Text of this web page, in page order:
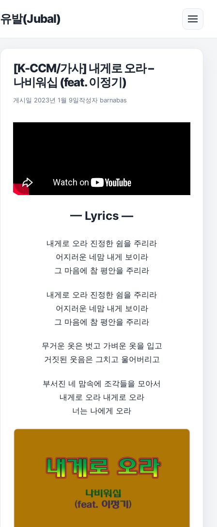
유발(Jubal) 메뉴
[K-CCM/가사] 내게로 오라 –
나비워십 (feat. 이정기)
게시일 2023년 1월 9일 작성자 barnabas
— Lyrics —
내게로 오라 진정한 쉼을 주리라
어지러운 네맘 내게 보이라
그 마음에 참 평안을 주리라
내게로 오라 진정한 쉼을 주리라
어지러운 네맘 내게 보이라
그 마음에 참 평안을 주리라
무거운 옷은 벗고 가벼운 옷을 입고
거짓된 웃음은 그치고 울어버리고
부서진 네 맘속에 조각들을 모아서
내게로 오라 내게로 오라
너는 나에게 오라